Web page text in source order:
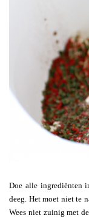
Doe alle ingrediënten
deeg. Het moet niet te
Wees niet zuinig met